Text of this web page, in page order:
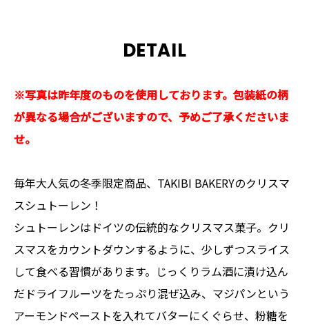
DETAIL
※写真は昨年度のものを使用しております。包装紙の柄
が異なる場合がございますので、予めご了承くださいま
せ。
毎年大人気の冬季限定商品、TAKIBI BAKERYのクリスマ
スシュトーレン！
シュトーレンはドイツの伝統的なクリスマス菓子。クリ
スマスをカウントダウンするように、少しずつスライス
して食べる習慣があります。じっくりラム酒に漬け込ん
だドライフルーツをたっぷり混ぜ込み、マジパンという
アーモンドペーストを入れてバターにくぐらせ、粉糖を